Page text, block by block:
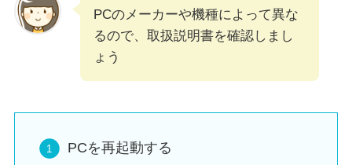
PCのメーカーや機種によって異な
るので、取扱説明書を確認しまし
ょう
PCを再起動する